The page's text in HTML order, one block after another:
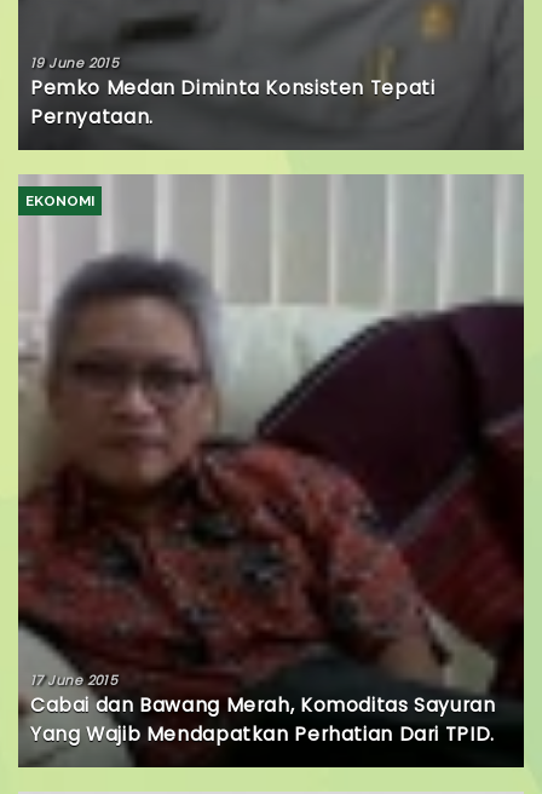
19 June 2015
Pemko Medan Diminta Konsisten Tepati
Pernyataan.
EKONOMI
17 June 2015
Cabai dan Bawang Merah, Komoditas Sayuran
Yang Wajib Mendapatkan Perhatian Dari TPID.